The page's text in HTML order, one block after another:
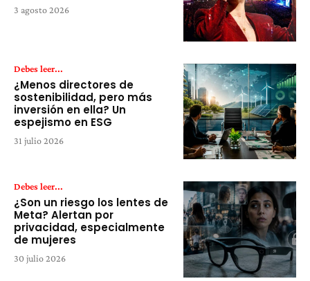
3 agosto 2026
Debes leer...
¿Menos directores de
sostenibilidad, pero más
inversión en ella? Un
espejismo en ESG
31 julio 2026
Debes leer...
¿Son un riesgo los lentes de
Meta? Alertan por
privacidad, especialmente
de mujeres
30 julio 2026